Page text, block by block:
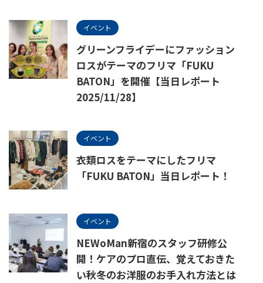
イベント
グリーンフライデーにファッション
ロスがテーマのフリマ「FUKU
BATON」を開催【当日レポート
2025/11/28】
イベント
衣類ロスをテーマにしたフリマ
「FUKU BATON」当日レポート！
イベント
NEWoMan新宿のスタッフ研修公
開！ケアのプロ直伝、覚えておきた
い秋冬のお洋服のお手入れ方法とは